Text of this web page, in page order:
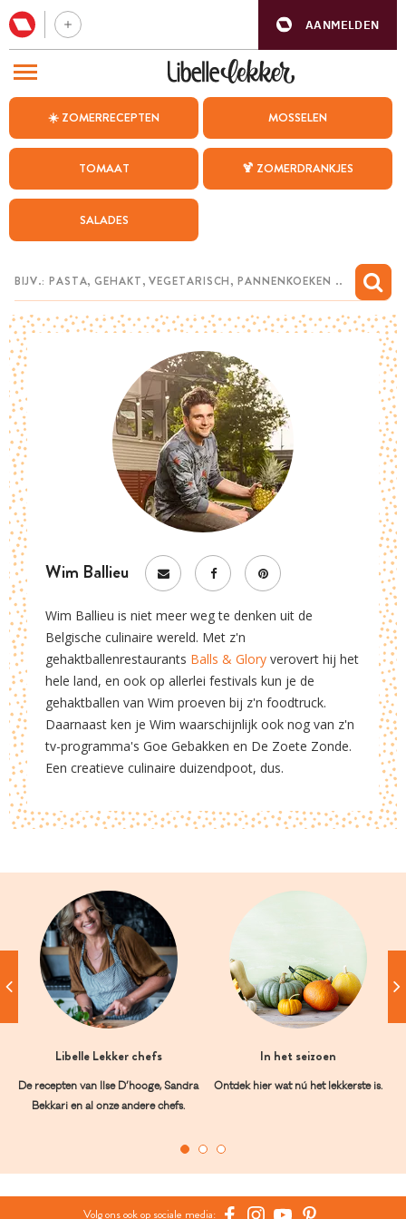
AANMELDEN
☀️ ZOMERRECEPTEN MOSSELEN
TOMAAT 🍹 ZOMERDRANKJES
SALADES
Wim Ballieu
Wim Ballieu is niet meer weg te denken uit de
Belgische culinaire wereld. Met z'n
gehaktballenrestaurants Balls & Glory verovert hij het
hele land, en ook op allerlei festivals kun je de
gehaktballen van Wim proeven bij z'n foodtruck.
Daarnaast ken je Wim waarschijnlijk ook nog van z'n
tv-programma's Goe Gebakken en De Zoete Zonde.
Een creatieve culinaire duizendpoot, dus.
Libelle Lekker chefs
De recepten van Ilse D’hooge, Sandra
Bekkari en al onze andere chefs.
In het seizoen
Ontdek hier wat nú het lekkerste is.
Volg ons ook op sociale media:
BEZOEK ONZE ANDERE WEBSITES
WEEKMENU
CHAT MET MAIA
MIJN BEWAARDE RECEPTEN